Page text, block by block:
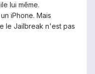
lui même.
iPhone. Mais
le Jailbreak n'est pas